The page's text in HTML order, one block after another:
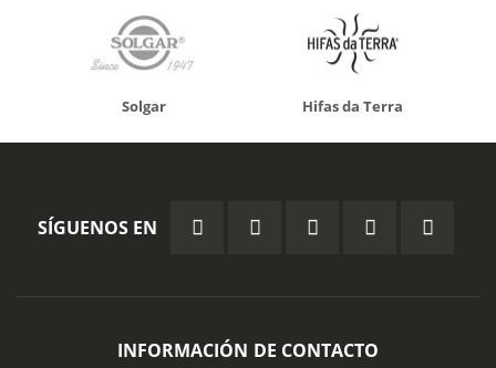
Solgar Hifas da Terra
SÍGUENOS EN
INFORMACIÓN DE CONTACTO